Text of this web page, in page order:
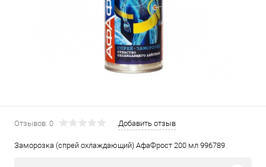
Отзывов: 0 Добавить отзыв
Заморозка (спрей охлаждающий) АфаФрост 200 мл 996789